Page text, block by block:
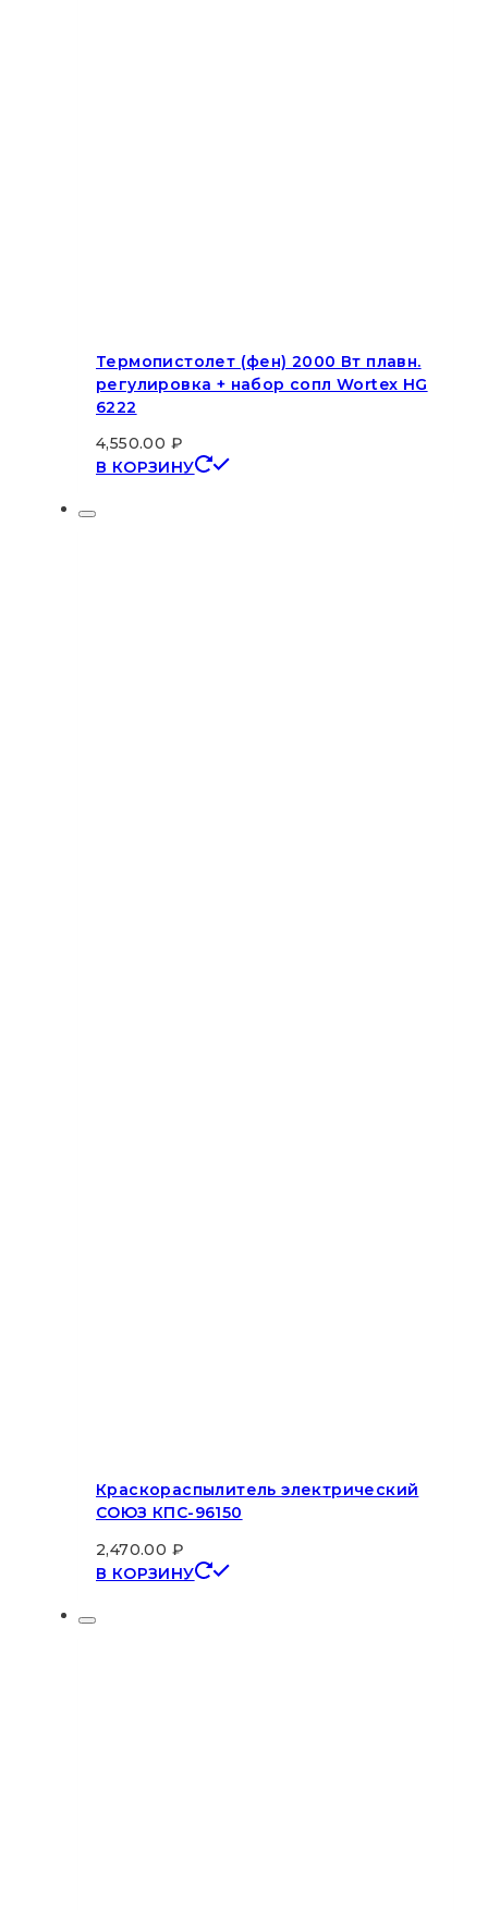
Термопистолет (фен) 2000 Вт плавн.
регулировка + набор сопл Wortex HG
6222
4,550.00 ₽
В КОРЗИНУ
Краскораспылитель электрический
СОЮЗ КПС-96150
2,470.00 ₽
В КОРЗИНУ